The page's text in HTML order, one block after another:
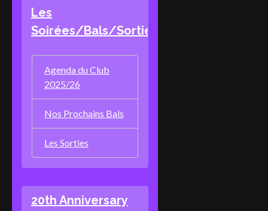
Les
Soirées/Bals/Sorties
Agenda du Club
2025/26
Nos Prochains Bals
Les Sorties
20th Anniversary